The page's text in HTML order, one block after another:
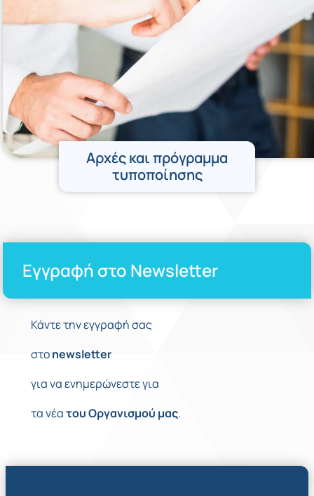
Αρχές και πρόγραμμα
τυποποίησης
Εγγραφή στο Newsletter
Κάντε την εγγραφή σας
στοnewsletter
για να ενημερώνεστε για
τα νέατουΟργανισμού μας.